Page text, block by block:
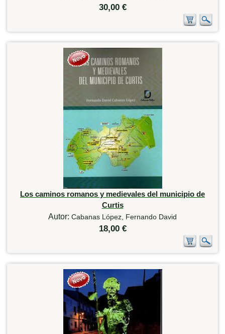
30,00 €
Los caminos romanos y medievales del municipio de
Curtis
Autor: Cabanas López, Fernando David
18,00 €